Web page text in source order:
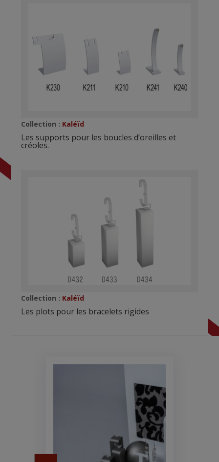
Collection : Kaléïd
Les supports pour les boucles d’oreilles et
créoles.
Collection : Kaléïd
Les plots pour les bracelets rigides